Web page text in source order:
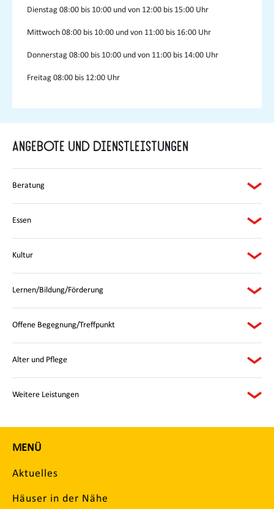
Dienstag 08:00 bis 10:00 und von 12:00 bis 15:00 Uhr
Mittwoch08:00 bis 10:00 und von 11:00 bis 16:00 Uhr
Donnerstag 08:00 bis 10:00 und von 11:00 bis 14:00 Uhr
Freitag 08:00 bis 12:00 Uhr
Angebote und Dienstleistungen
Beratung
Essen
Kultur
Lernen/Bildung/Förderung
Offene Begegnung/Treffpunkt
Alter und Pflege
Weitere Leistungen
MENÜ
Aktuelles
Häuser in der Nähe